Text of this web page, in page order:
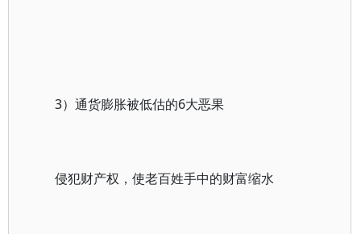
3）通货膨胀被低估的6大恶果
侵犯财产权，使老百姓手中的财富缩水